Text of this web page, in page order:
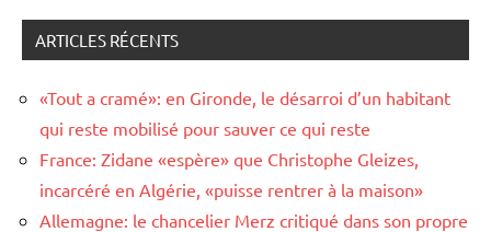
ARTICLES RÉCENTS
«Tout a cramé»: en Gironde, le désarroi d’un habitant
qui reste mobilisé pour sauver ce qui reste
France: Zidane «espère» que Christophe Gleizes,
incarcéré en Algérie, «puisse rentrer à la maison»
Allemagne: le chancelier Merz critiqué dans son propre